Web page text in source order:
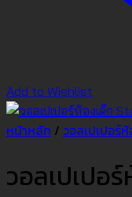
Add to Wishlist
หน้าหลัก / วอลเปเปอร์
วอลเปเปอ